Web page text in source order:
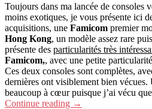
Toujours dans ma lancée de consoles
moins exotiques, je vous présente ici
acquisitions, une Famicom premier
Hong Kong, un modèle assez rare
présente des particularités très
Famicom,, avec une petite
Ces deux consoles sont complètes,
dernières ont visiblement bien
beaucoup à cœur puisque j’ai vécu
Continue reading →